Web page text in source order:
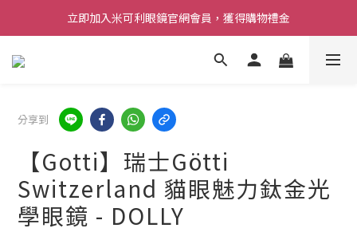
立即加入米可利眼鏡官網會員，獲得購物禮金
分享到
【Gotti】瑞士Götti
Switzerland 貓眼魅力鈦金光
學眼鏡 - DOLLY